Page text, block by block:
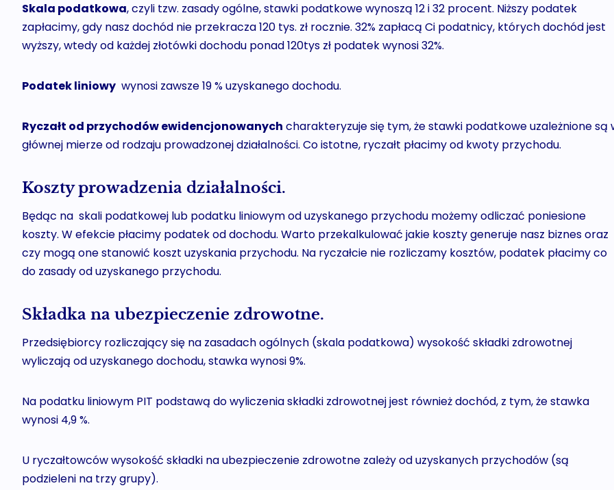
Skala podatkowa, czyli tzw. zasady ogólne, stawki podatkowe wynoszą 12 i 32 procent. Niższy podatek
zapłacimy, gdy nasz dochód nie przekracza 120 tys. zł rocznie. 32% zapłacą Ci podatnicy, których dochód jest
wyższy, wtedy od każdej złotówki dochodu ponad 120tys zł podatek wynosi 32%.
Podatek liniowy wynosi zawsze 19 % uzyskanego dochodu.
Ryczałt od przychodów ewidencjonowanych charakteryzuje się tym, że stawki podatkowe uzależnione są
głównej mierze od rodzaju prowadzonej działalności. Co istotne, ryczałt płacimy od kwoty przychodu.
Koszty prowadzenia działalności.
Będąc na skali podatkowej lub podatku liniowym od uzyskanego przychodu możemy odliczać poniesione
koszty. W efekcie płacimy podatek od dochodu. Warto przekalkulować jakie koszty generuje nasz biznes oraz
czy mogą one stanowić koszt uzyskania przychodu. Na ryczałcie nie rozliczamy kosztów, podatek płacimy co
do zasady od uzyskanego przychodu.
Składka na ubezpieczenie zdrowotne.
Przedsiębiorcy rozliczający się na zasadach ogólnych (skala podatkowa) wysokość składki zdrowotnej
wyliczają od uzyskanego dochodu, stawka wynosi 9%.
Na podatku liniowym PIT podstawą do wyliczenia składki zdrowotnej jest również dochód, z tym, że stawka
wynosi 4,9 %.
U ryczałtowców wysokość składki na ubezpieczenie zdrowotne zależy od uzyskanych przychodów (są
podzieleni na trzy grupy).